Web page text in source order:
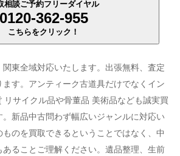
相談ご予約フリーダイヤル
0120-362-955
こちらをクリック！
東全域対応いたします。出張無料、査定
す。アンティーク古道具だけでなくイン
リサイクル品や骨董品 美術品なども誠実買
新品中古問わず幅広いジャンルに対応い
のを買取できるということではなく、中
ることご理解ください。遺品整理、生前